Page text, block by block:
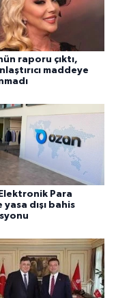
raporu çıktı,
maddeye
Para
yasa dışı bahis